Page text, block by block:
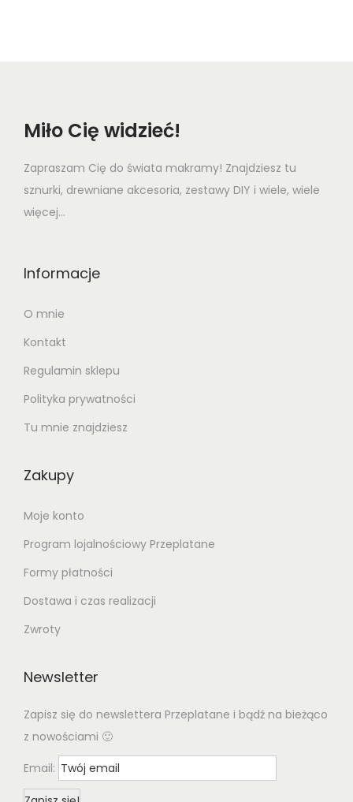
Miło Cię widzieć!
Zapraszam Cię do świata makramy! Znajdziesz tu
sznurki, drewniane akcesoria, zestawy DIY i wiele, wiele
więcej...
Informacje
O mnie
Kontakt
Regulamin sklepu
Polityka prywatności
Tu mnie znajdziesz
Zakupy
Moje konto
Program lojalnościowy Przeplatane
Formy płatności
Dostawa i czas realizacji
Zwroty
Newsletter
Zapisz się do newslettera Przeplatane i bądź na bieżąco
z nowościami 🙂
Email: